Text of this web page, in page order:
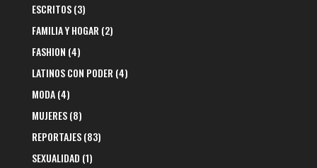
ESCRITOS(3)
FAMILIA Y HOGAR (2)
FASHION (4)
LATINOS CON PODER (4)
MODA(4)
MUJERES(8)
REPORTAJES(83)
SEXUALIDAD (1)